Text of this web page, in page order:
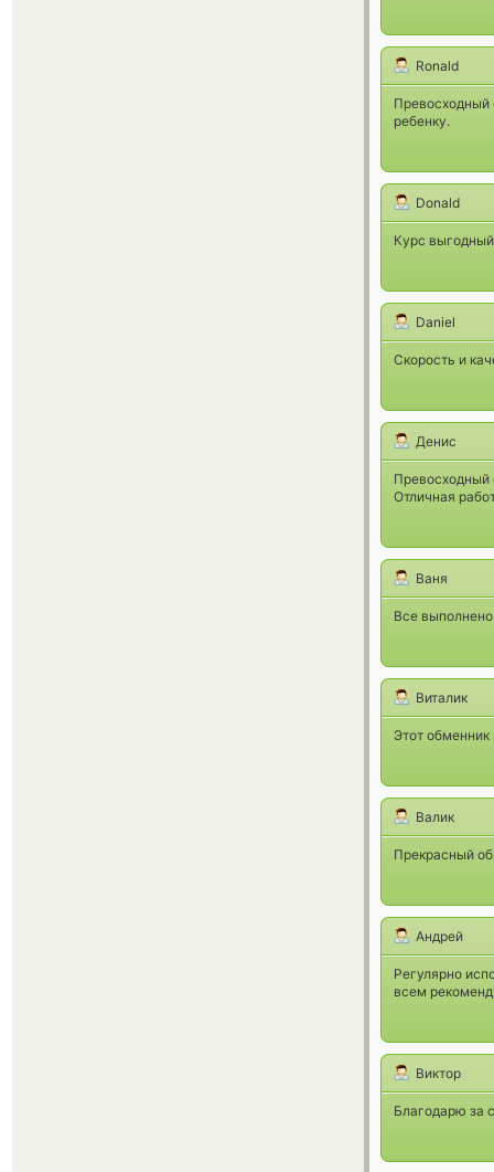
Ronald
Превосходный
ребенку.
Donald
Курс
Daniel
Скорость и
Денис
Превосходный
Отличная
Ваня
Все
Виталик
Этот обменник
Валик
Прекрасный
Андрей
Регулярно
всем
Виктор
Благодарю за